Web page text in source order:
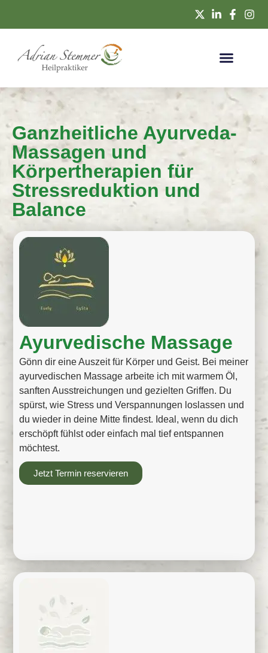
Ganzheitliche Ayurveda-
Massagen und
Körpertherapien für
Stressreduktion und
Balance
Ayurvedische Massage
Gönn dir eine Auszeit für Körper und Geist. Bei meiner
ayurvedischen Massage arbeite ich mit warmem Öl,
sanften Ausstreichungen und gezielten Griffen. Du
spürst, wie Stress und Verspannungen loslassen und
du wieder in deine Mitte findest. Ideal, wenn du dich
erschöpft fühlst oder einfach mal tief entspannen
möchtest.
Jetzt Termin reservieren